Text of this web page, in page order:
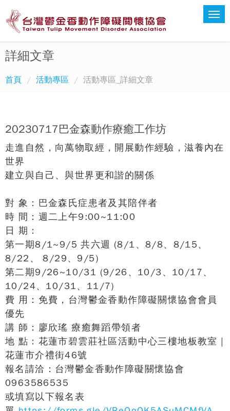
詳細文章
首頁 活動專區 活動專區_詳細文章
20230717巴金森動作療癒工作坊
走進自然，向萬物取經，開展動作經驗，滋養內在
世界
建立與自己、與世界更和諧的關係
對 象：巴金森氏症患者及其陪伴者
時 間：週二上午9:00~11:00
日 期：
第一期8/1~9/5 共六週 (8/1、8/8、8/15、
8/22、 8/29、9/5)
第二期9/26~10/31 (9/26、10/3、10/17、
10/24、10/31、11/7)
費 用：免費，台灣鬱金香動作障礙關懷協會會員
優先
講 師：廖欣瑤 療癒舞蹈帶領者
地 點：花蓮市碧雲莊社區活動中心三樓地板教室 |
花蓮市介禮街46號
報名請洽：台灣鬱金香動作障礙關懷協會
0963586535
或填寫以下報名表